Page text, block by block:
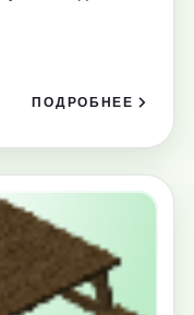
ПОДРОБНЕЕ